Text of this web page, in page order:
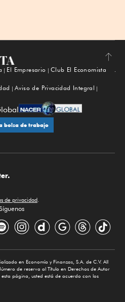
Subir
El Empresario
Club El Economista
Aviso de Privacidad Integral
bolsa de trabajo
de privacidad.
en Economía y Finanzas, S.A. de C.V. All
de reserva al Título en Derechos de Autor
página, usted está de acuerdo con los